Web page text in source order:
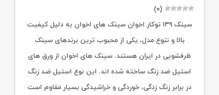
(۰)
سینک ۱۳۹ توکار اخوان سینک های اخوان به دلیل کیفیت
بالا و تنوع مدل، یکی از محبوب ترین برندهای سینک
ظرفشویی در ایران هستند. سینک های اخوان از ورق های
استیل ضد زنگ ساخته شده اند. این نوع استیل ضد زنگ
در برابر زنگ زدگی، خوردگی و خراشیدگی بسیار مقاوم است